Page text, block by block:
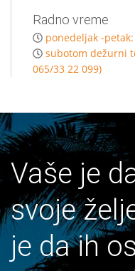
Radno vreme
ponedeljak -
subotom dežurni
065/33 22 099)
Vaše je
svoje
je da ih